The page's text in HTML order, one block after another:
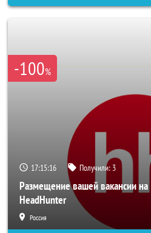
-100%
17:15:14 Получили: 3
Размещение вашей вакансии на
HeadHunter
Россия